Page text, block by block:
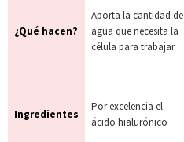
¿Qué hacen?
Aporta la cantidad de
agua que necesita la
célula para trabajar.
Ingredientes
Por excelencia el
ácido hialurónico